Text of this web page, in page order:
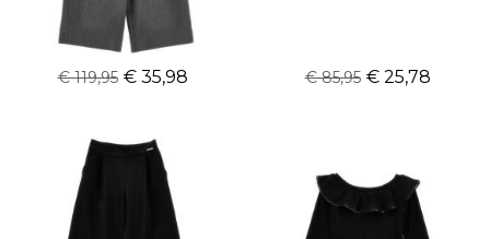
Monnalisa pantalon
€ 119,95 € 35,98 € 85,95 € 25,78